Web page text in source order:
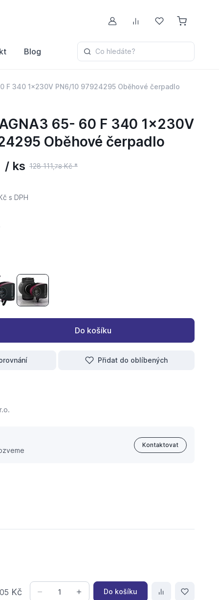
Můj účetPorovnávání
Oblíbené
Blog Co hledáte?
F 340 1x230V PN6/10 97924295 Oběhové čerpadlo
65- 60 F 340 1x230V
Oběhové čerpadlo
/ ks 128 111,78Kč *
s DPH
40 180 230V PN10 97924244 Oběhové čerpadlo
40-80 F 1x230V 97924268 Oběhové čerpadlo
Grundfos MAGNA3 50-120 F 1x230V 97924284 Oběhové
Grundfos MAGNA3 65- 60 F 340 1x230V PN6/10
Do košíku
Přidat do oblíbených
Kontaktovat
05 Kč Do košíku